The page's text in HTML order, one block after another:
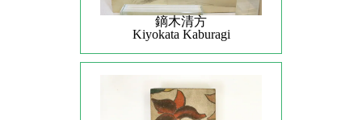
鏑木清方
Kiyokata Kaburagi